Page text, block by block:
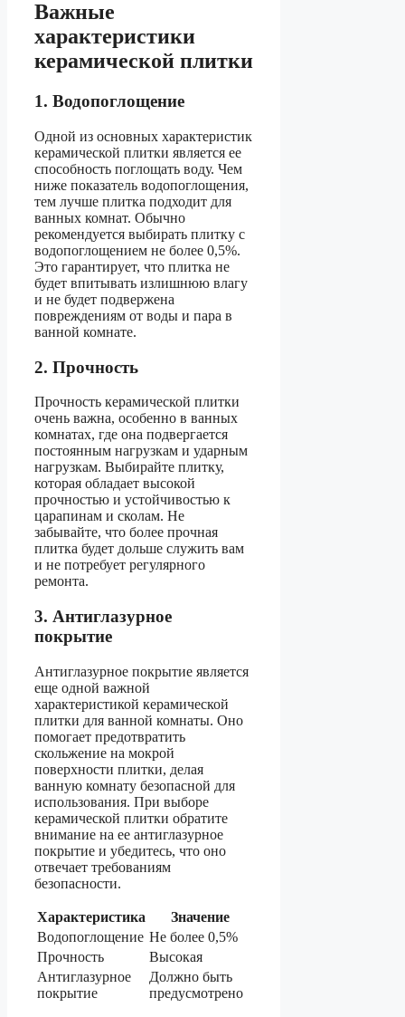
Важные
характеристики
керамической плитки
1. Водопоглощение
Одной из основных характеристик
керамической плитки является ее
способность поглощать воду. Чем
ниже показатель водопоглощения,
тем лучше плитка подходит для
ванных комнат. Обычно
рекомендуется выбирать плитку с
водопоглощением не более 0,5%.
Это гарантирует, что плитка не
будет впитывать излишнюю влагу
и не будет подвержена
повреждениям от воды и пара в
ванной комнате.
2. Прочность
Прочность керамической плитки
очень важна, особенно в ванных
комнатах, где она подвергается
постоянным нагрузкам и ударным
нагрузкам. Выбирайте плитку,
которая обладает высокой
прочностью и устойчивостью к
царапинам и сколам. Не
забывайте, что более прочная
плитка будет дольше служить вам
и не потребует регулярного
ремонта.
3. Антиглазурное
покрытие
Антиглазурное покрытие является
еще одной важной
характеристикой керамической
плитки для ванной комнаты. Оно
помогает предотвратить
скольжение на мокрой
поверхности плитки, делая
ванную комнату безопасной для
использования. При выборе
керамической плитки обратите
внимание на ее антиглазурное
покрытие и убедитесь, что оно
отвечает требованиям
безопасности.
Характеристика
Значение
Водопоглощение Не более 0,5%
Прочность
Высокая
Антиглазурное
покрытие
Должно быть
предусмотрено